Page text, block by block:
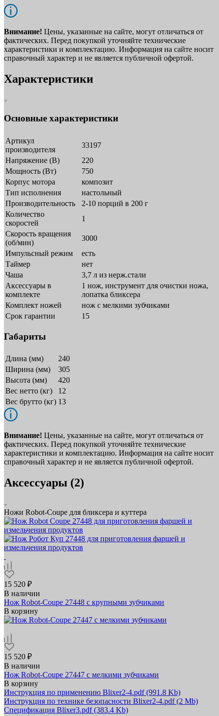
Внимание! Цены, указанные на сайте, могут отличаться от
фактических. Перед покупкой уточняйте технические
характеристики и комплектацию. Информация на сайте носит
справочный характер и не является публичной офертой.
Характеристики
Основные характеристики
Артикул
производителя
33197
Напряжение (В)
220
Мощность (Вт)
750
Корпус мотора
композит
Тип исполнения
настольный
Производительность
2-10 порций в 200 г
Количество
скоростей
1
Скорость вращения
(об/мин)
3000
Импульсный режим
есть
Таймер
нет
Чаша
3,7 л из нерж.стали
Аксессуары в
комплекте
1 нож, инструмент для очистки ножа,
лопатка бликсера
Комплект ножей
нож с мелкими зубчиками
Срок гарантии
15
Габариты
Длина (мм)
240
Ширина (мм)
305
Высота (мм)
420
Вес нетто (кг)
12
Вес брутто (кг) 13
Внимание! Цены, указанные на сайте, могут отличаться от
фактических. Перед покупкой уточняйте технические
характеристики и комплектацию. Информация на сайте носит
справочный характер и не является публичной офертой.
Аксессуары (2)
Ножи Robot-Coupe для бликсера и куттера
15 520 ₽
В наличии
Нож Robot-Coupe 27448 с крупными зубчиками
В корзину
15 520 ₽
В наличии
Нож Robot-Coupe 27447 с мелкими зубчиками
В корзину
Инструкция по применению Blixer2-4.pdf(991.8 Kb)
Инструкция по технике безопасности Blixer2-4.pdf(2 Mb)
Спецификация Blixer3.pdf(383.4 Kb)